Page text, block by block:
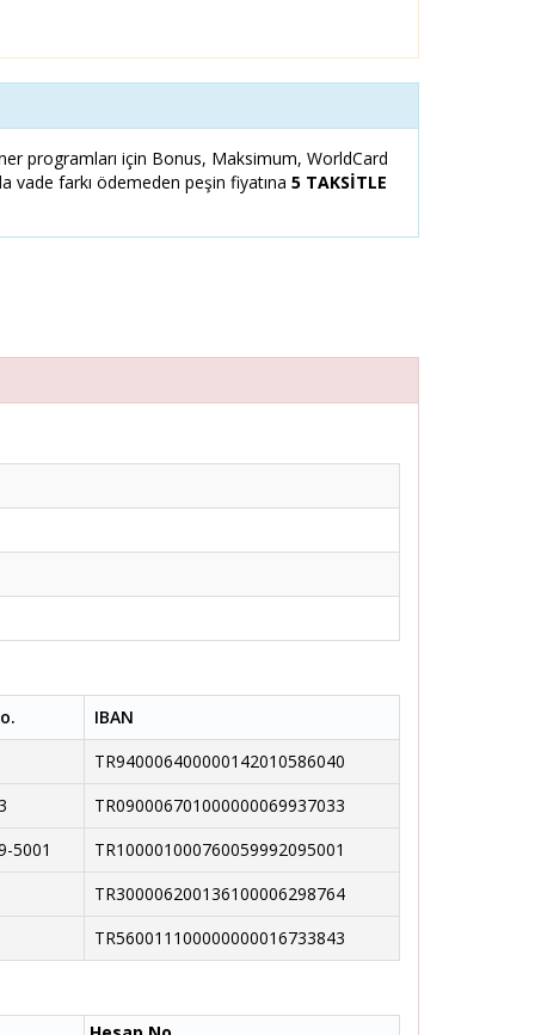
programları için Bonus, Maksimum, WorldCard
vade farkı ödemeden peşin fiyatına 5 TAKSİTLE
IBAN
TR940006400000142010586040
TR090006701000000069937033
5001
TR100001000760059992095001
TR300006200136100006298764
TR560011100000000016733843